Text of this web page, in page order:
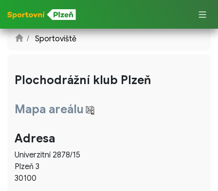
Sportoviště
Plochodrážní klub Plzeň
Mapa areálu
Adresa
Univerzitní 2878/15
Plzeň 3
30100